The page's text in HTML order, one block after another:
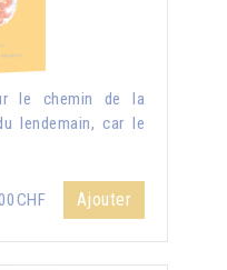
le chemin de la
lendemain, car le
Ajouter